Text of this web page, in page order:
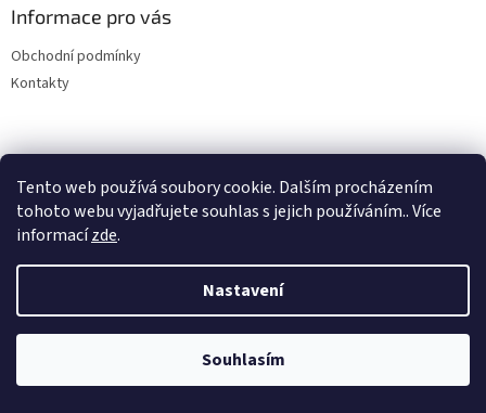
Tento web používá soubory cookie. Dalším procházením
tohoto webu vyjadřujete souhlas s jejich používáním.. Více
informacízde.
Nastavení
Souhlasím
Informace pro vás
Obchodní podmínky
Kontakty
Copyright 2026SDH plus vše pro hasiče a záchranáře. Všechna
práva vyhrazena.